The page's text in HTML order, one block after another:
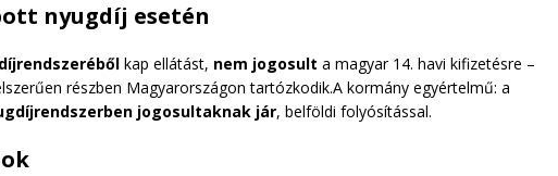
nyugdíj esetén
kap ellátást, nem jogosult a magyar 14. havi kifizetésre –
részben Magyarországon tartózkodik.A kormány egyértelmű: a
jogosultaknak jár, belföldi folyósítással.